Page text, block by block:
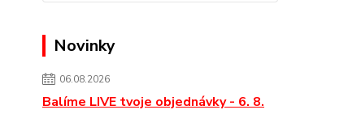
Novinky
06.08.2026
Balíme LIVE tvoje objednávky - 6. 8.